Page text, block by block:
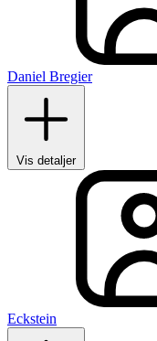
Daniel Bregier
Vis detaljer
Eckstein